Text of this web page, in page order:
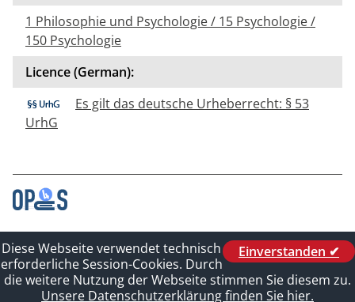
1 Philosophie und Psychologie / 15 Psychologie /
150 Psychologie
Licence (German):
Es gilt das deutsche Urheberrecht: § 53
UrhG
Contact
Legal_of_Dataprotect
Imprint
Sitelinks
Einverstanden ✔
Diese Webseite verwendet technisch
erforderliche Session-Cookies. Durch
die weitere Nutzung der Webseite stimmen Sie diesem zu.
Unsere Datenschutzerklärung finden Sie hier.